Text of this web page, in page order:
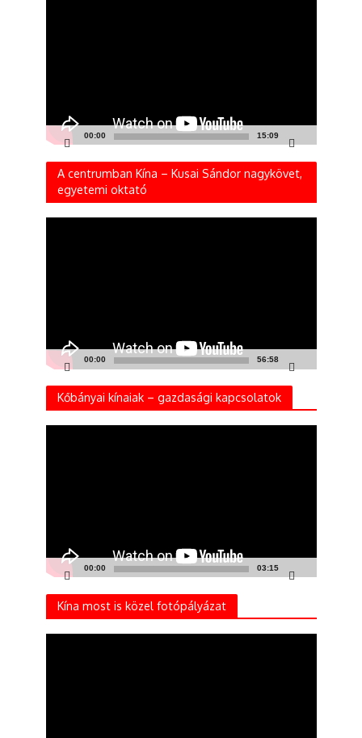
00:00 15:09
A centrumban Kína – Kusai Sándor nagykövet,
egyetemi oktató
00:00 56:58
Kőbányai kínaiak – gazdasági kapcsolatok
00:00 03:15
Kína most is közel fotópályázat